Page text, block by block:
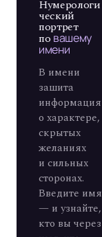
Нумерологи
ческий
портрет
по вашему
имени
В имени
зашита
информация
о характере,
скрытых
желаниях
и сильных
сторонах.
Введите имя
— и узнайте,
кто вы через